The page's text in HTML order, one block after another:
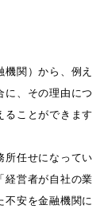
関）から、例え
に、その理由につ
ることができます
所任せになってい
経営者が自社の業
不安を金融機関に